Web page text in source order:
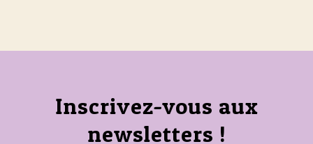
Inscrivez-vous aux
newsletters !